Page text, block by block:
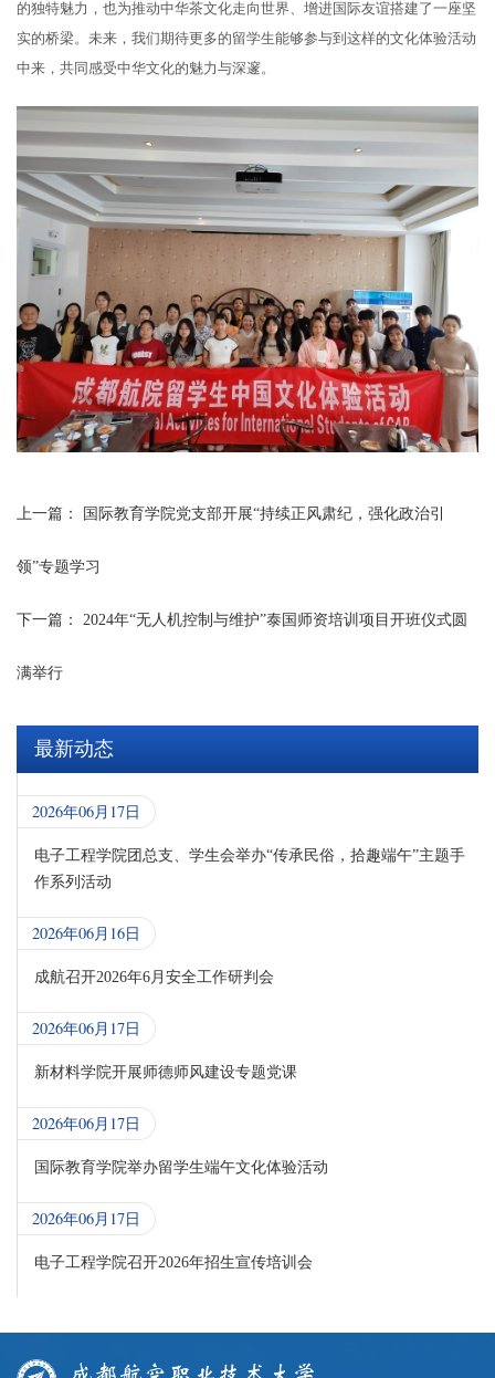
的独特魅力，也为推动中华茶文化走向世界、增进国际友谊搭建了一座坚
实的桥梁。未来，我们期待更多的留学生能够参与到这样的文化体验活动
中来，共同感受中华文化的魅力与深邃。
上一篇： 国际教育学院党支部开展“持续正风肃纪，强化政治引
领”专题学习
下一篇： 2024年“无人机控制与维护”泰国师资培训项目开班仪式圆
满举行
最新动态
2026年06月17日
电子工程学院团总支、学生会举办“传承民俗，拾趣端午”主题手
作系列活动
2026年06月16日
成航召开2026年6月安全工作研判会
2026年06月17日
新材料学院开展师德师风建设专题党课
2026年06月17日
国际教育学院举办留学生端午文化体验活动
2026年06月17日
电子工程学院召开2026年招生宣传培训会